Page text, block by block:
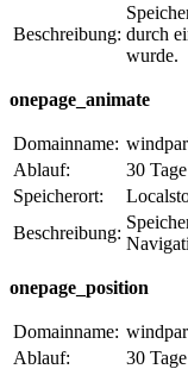
Beschreibung: durch
wurde.
onepage_animate
Domainname:
Ablauf:
30 Tage
Speicherort:
Beschreibung:
onepage_position
Domainname:
Ablauf:
30 Tage